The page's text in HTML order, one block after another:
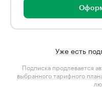
Уже есть
Подписка продлевается
выбранного тарифного